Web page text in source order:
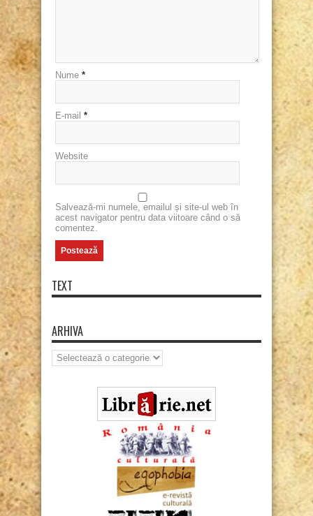
Nume *
E-mail *
Website
Salvează-mi numele, emailul și site-ul web în
acest navigator pentru data viitoare când o să
comentez.
TEXT
ARHIVA
Arhiva